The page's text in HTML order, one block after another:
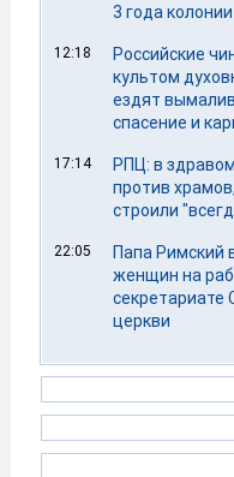
3 года колонии
12:18
Российские
культом
ездят
спасение и
17:14
РПЦ: в
против
строили
22:05
Папа Римский
женщин на
секретариате
церкви